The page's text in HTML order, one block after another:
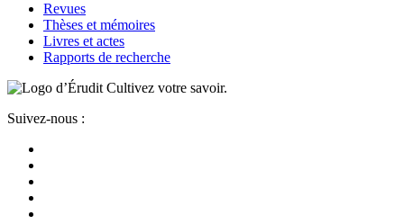
Revues
Thèses et mémoires
Livres et actes
Rapports de recherche
Cultivez votre savoir.
Suivez-nous :